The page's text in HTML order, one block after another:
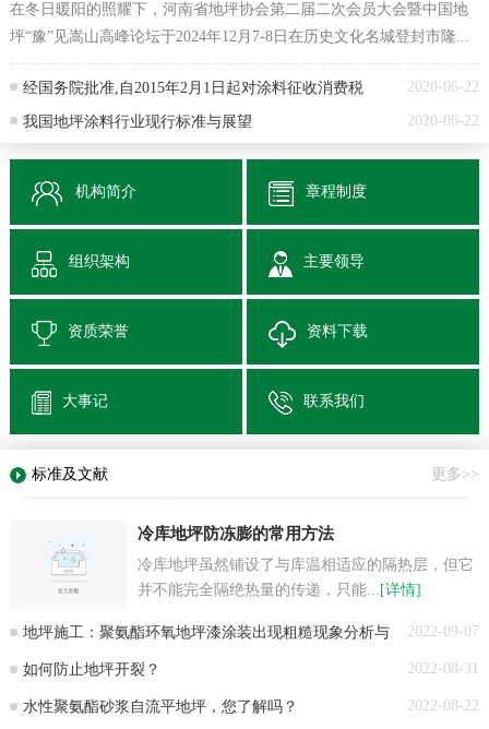
论坛成功举办
在冬日暖阳的照耀下，河南省地坪协会第二届二次会员大会暨中国地
坪“豫”见嵩山高峰论坛于2024年12月7-8日在历史文化名城登封市隆...
[详情]
2020-06-22
经国务院批准,自2015年2月1日起对涂料征收消费税
2020-06-22
我国地坪涂料行业现行标准与展望
机构简介 章程制度
组织架构 主要领导
资质荣誉 资料下载
大事记 联系我们
更多>>
标准及文献
冷库地坪防冻膨的常用方法
冷库地坪虽然铺设了与库温相适应的隔热层，但它
并不能完全隔绝热量的传递，只能... [详情]
2022-09-07
地坪施工：聚氨酯环氧地坪漆涂装出现粗糙现象分析与
解决方案 2022-08-31
如何防止地坪开裂？
2022-08-22
水性聚氨酯砂浆自流平地坪，您了解吗？
C148 上海雅牧机械科技有限公司
A019 新时代郑州守国建材有限公司
A018 河南亲帮建筑工程有限公司